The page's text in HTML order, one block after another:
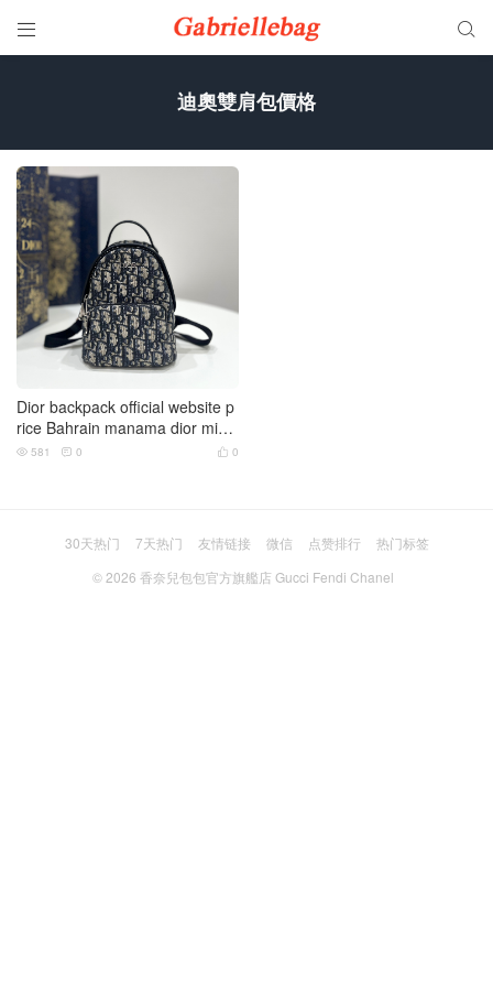
 
迪奧雙肩包價格
Dior backpack official website p
rice Bahrain manama dior mini
雙肩包
 0
 581  0
30天热门 7天热门 友情链接 微信 点赞排行
热门标签
© 2026 香奈兒包包官方旗艦店 Gucci Fendi Chanel